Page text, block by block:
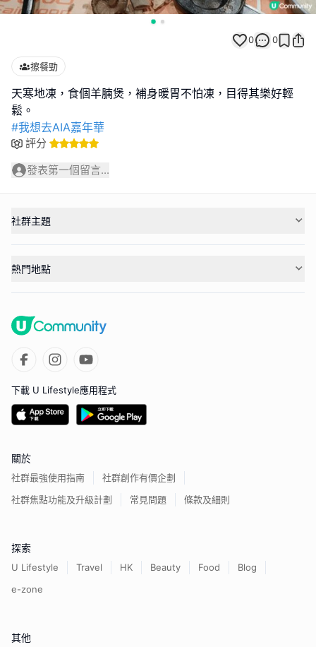
0 0
擦餐勁
天寒地凍，食個羊腩煲，補身暖胃不怕凍，目得其樂好輕
#我想去AIA嘉年華
評分
發表第一個留言...
社群主題
熱門地點
下載 U Lifestyle應用程式
關於
社群最強使用指南
社群創作有價企劃
社群焦點功能及升級計劃
常見問題 條款及細則
探索
U Lifestyle Travel HK Beauty Food
Blog
e-zone
其他